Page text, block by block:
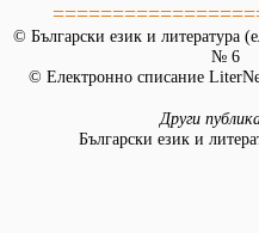
© Български език и литература
№ 6
© Електронно списание
Други
Български език и